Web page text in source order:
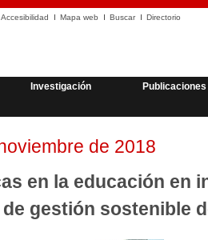
Accesibilidad Mapa web Buscar Directorio
Investigación Publicaciones
de 2018
en la educación en
gestión sostenible